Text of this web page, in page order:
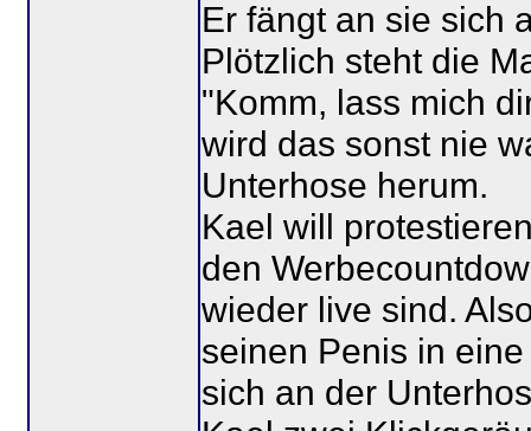
Er fängt an sie sich
Plötzlich steht die
"Komm, lass mich
wird das sonst nie
Unterhose herum.
Kael will
den
wieder live sind.
seinen Penis in
sich an der